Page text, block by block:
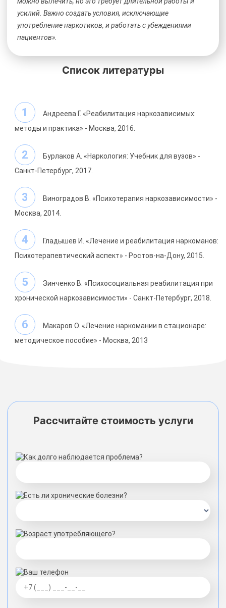
усилий. Важно создать условия, исключающие
употребление наркотиков, и работать с убеждениями
пациентов».
Список литературы
Андреева Г. «Реабилитация наркозависимых:
методы и практика» - Москва, 2016.
Бурлаков А. «Наркология: Учебник для вузов» -
Санкт-Петербург, 2017.
Виноградов В. «Психотерапия наркозависимости» -
Москва, 2014.
Гладышев И. «Лечение и реабилитация наркоманов:
Психотерапевтический аспект» - Ростов-на-Дону, 2015.
Зинченко В. «Психосоциальная реабилитация при
хронической наркозависимости» - Санкт-Петербург, 2018.
Макаров О. «Лечение наркомании в стационаре:
методическое пособие» - Москва, 2013
Рассчитайте стоимость услуги
Как долго наблюдается проблема?
Есть ли хронические болезни?
Возраст употребляющего?
Ваш телефон